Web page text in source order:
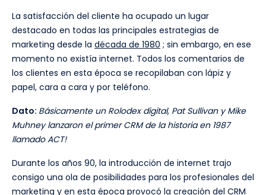
La satisfacción del cliente ha ocupado un lugar
destacado en todas las principales estrategias de
marketing desde la década de 1980 ; sin embargo, en ese
momento no existía internet. Todos los comentarios de
los clientes en esta época se recopilaban con lápiz y
papel, cara a cara y por teléfono.
Dato: Básicamente un Rolodex digital, Pat Sullivan y Mike
Muhney lanzaron el primer CRM de la historia en 1987
llamado ACT!
Durante los años 90, la introducción de internet trajo
consigo una ola de posibilidades para los profesionales del
marketing y en esta época provocó la creación del CRM